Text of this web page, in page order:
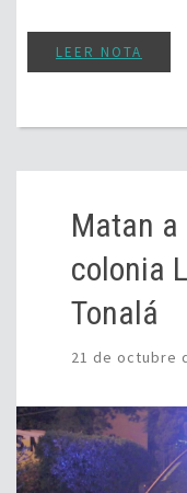
LEER NOTA
Matan a
colonia
Tonalá
21 de octubre